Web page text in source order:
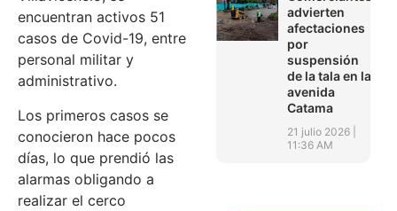
encuentran activos 51
casos de Covid-19, entre
personal militar y
administrativo.
Los primeros casos se
conocieron hace pocos
días, lo que prendió las
alarmas obligando a
realizar el cerco
advierten
afectaciones
por
suspensión
de la tala en la
avenida
Catama
21 julio 2026
11:36 AM